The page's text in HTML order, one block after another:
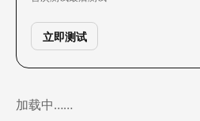
立即测试
加载中……